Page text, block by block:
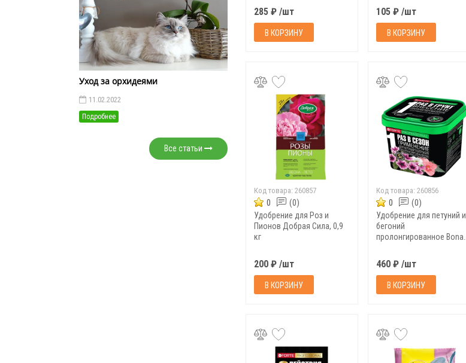
Уход за орхидеями
11.02.2022
Подробнее
Все статьи
285 ₽ /шт
В КОРЗИНУ
105 ₽ /шт
В КОРЗИНУ
Код товара: 260857
0 (0)
Удобрение для Роз и
Пионов Добрая Сила, 0,9
кг
200 ₽ /шт
В КОРЗИНУ
Код товара:260856
0 (0)
Удобрение для петуний и
бегоний
пролонгированное Bona
460 ₽ /шт
В КОРЗИНУ